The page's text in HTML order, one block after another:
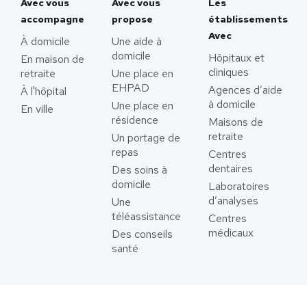
Avec vous
accompagne
À domicile
En maison de
retraite
À l'hôpital
En ville
Avec vous
propose
Une aide à
domicile
Une place en
EHPAD
Une place en
résidence
Un portage de
repas
Des soins à
domicile
Une
téléassistance
Des conseils
santé
Les
établissements
Avec
Hôpitaux et
cliniques
Agences d’aide
à domicile
Maisons de
retraite
Centres
dentaires
Laboratoires
d’analyses
Centres
médicaux